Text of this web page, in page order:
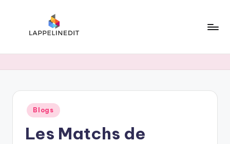
Posted
in
Blogs
Les Matchs de